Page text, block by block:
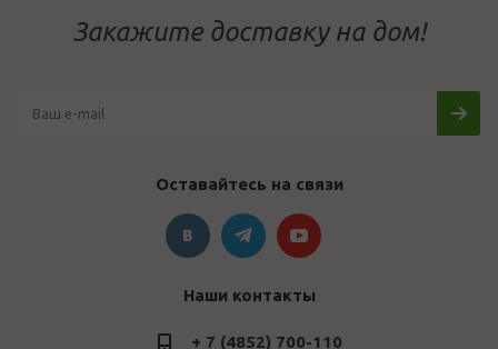
Закажите доставку на дом!
Оставайтесь на связи
Наши контакты
+ 7 (4852) 700-110